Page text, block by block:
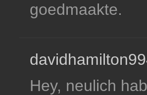
goedmaakte.
Hey, neulich